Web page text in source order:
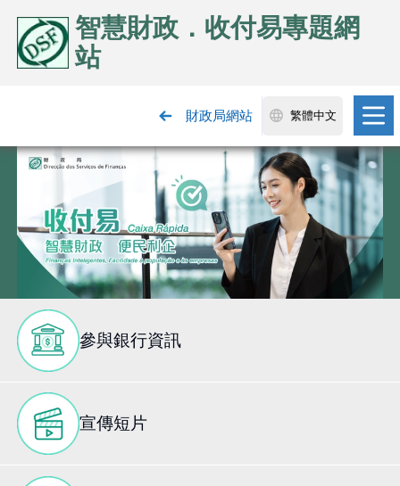
智慧財政．收付易專題網
站
財政局網站 繁體中文
參與銀行資訊
宣傳短片